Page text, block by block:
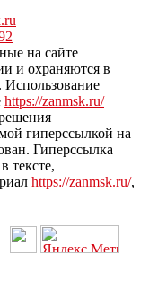
на сайте
и охраняются в
Использование
https://zanmsk.ru/
гиперссылкой на
Гиперссылка
тексте,
https://zanmsk.ru/,